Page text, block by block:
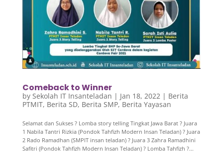
Comeback to Winner
by Sekolah IT Insanteladan | Jan 18, 2022 | Berita
PTMIT, Berita SD, Berita SMP, Berita Yayasan
Selamat dan Sukses ? Lomba story telling Tingkat Jawa Barat ? Juara
1 Nabila Tantri Rizkia (Pondok Tahfizh Modern Insan Teladan) ? Juara
2 Rado Ramadhan (SMPIT insan teladan) ? Juara 3 Zahra Ramadhini
Safitri (Pondok Tahfizh Modern Insan Teladan) ? Lomba Tahfizh ?...